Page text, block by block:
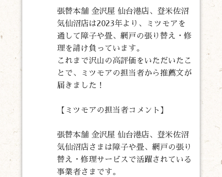
張替本舗 金沢屋 仙台港店、登米佐沼
気仙沼店は2023年より、ミツモアを
通して障子や畳、網戸の張り替え・修
理を請け負っています。
これまで沢山の高評価をいただいたこ
とで、ミツモアの担当者から推薦文が
届きました！
【ミツモアの担当者コメント】
張替本舗 金沢屋 仙台港店、登米佐沼
気仙沼店さまは障子や畳、網戸の張り
替え・修理サービスで活躍されている
事業者さまです。